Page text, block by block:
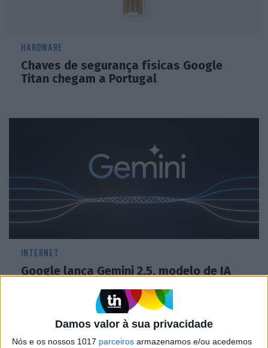
Damos valor à sua privacidade
Nós e os nossos 1017 parceiros armazenamos e/ou acedemos
HARDWARE
Chaves de segurança físicas Google
Titan chegam a Portugal
INTERNET
Google lança Gemini 2.5, modelo de IA